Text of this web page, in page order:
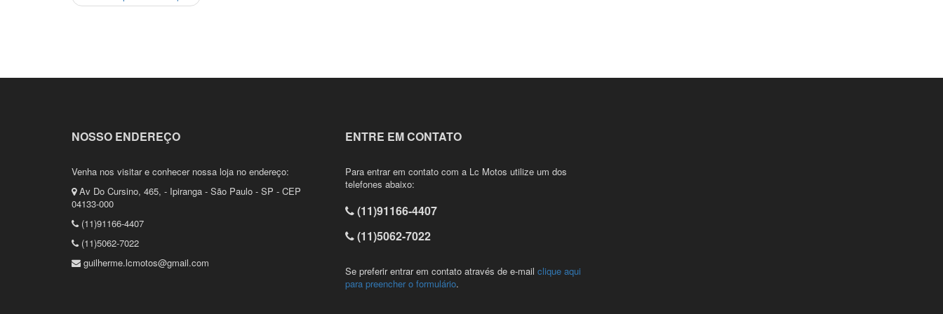
NOSSO ENDEREÇO
Venha nos visitar e conhecer nossa loja no endereço:
Av Do Cursino, 465, - Ipiranga - São Paulo - SP - CEP
04133-000
(11)91166-4407
(11)5062-7022
guilherme.lcmotos@gmail.com
ENTRE EM CONTATO
Para entrar em contato com a Lc Motos utilize um dos
telefones abaixo:
(11)91166-4407
(11)5062-7022
Se preferir entrar em contato através de e-mail clique aqui
para preencher o formulário.